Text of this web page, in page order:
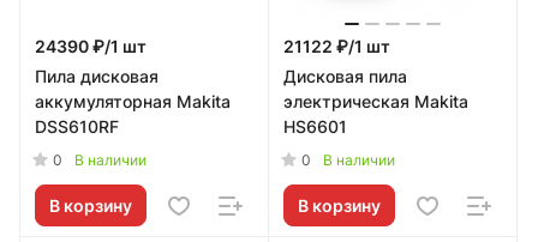
24390 ₽/1 шт
Пила дисковая
аккумуляторная Makita
DSS610RF
0 В наличии
В корзину
21122 ₽/1 шт
Дисковая пила
электрическая Makita
HS6601
0 В наличии
В корзину